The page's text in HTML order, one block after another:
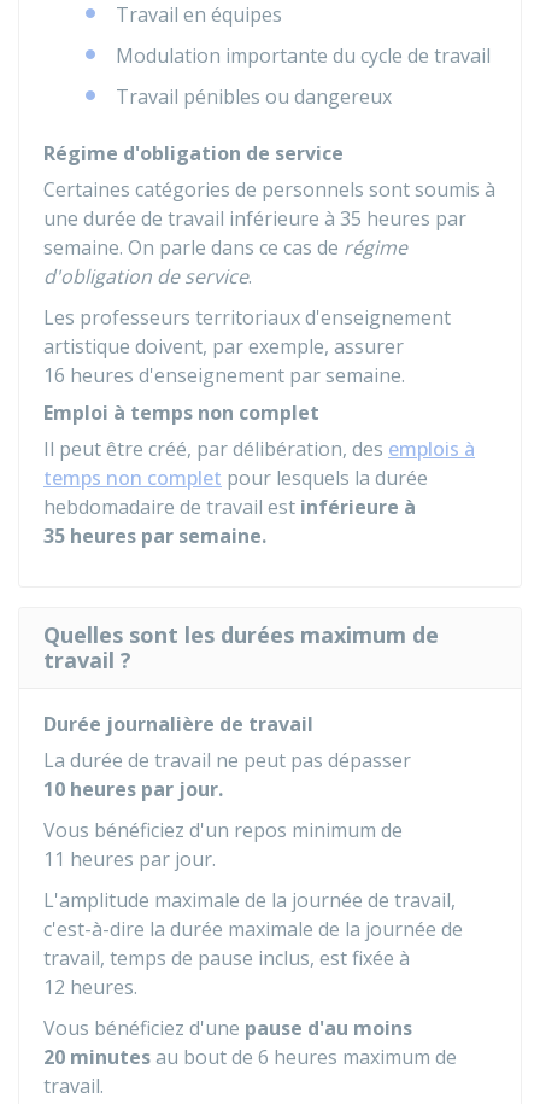
Travail en équipes
Modulation importante du cycle de travail
Travail pénibles ou dangereux
Régime d'obligation de service
Certaines catégories de personnels sont soumis à
une durée de travail inférieure à 35 heures par
semaine. On parle dans ce cas de régime
d'obligation de service.
Les professeurs territoriaux d'enseignement
artistique doivent, par exemple, assurer
16 heures d'enseignement par semaine.
Emploi à temps non complet
Il peut être créé, par délibération, des emplois à
temps non complet pour lesquels la durée
hebdomadaire de travail est inférieure à
35 heures par semaine.
Quelles sont les durées maximum de
travail ?
Durée journalière de travail
La durée de travail ne peut pas dépasser
10 heures par jour.
Vous bénéficiez d'un repos minimum de
11 heures par jour.
L'amplitude maximale de la journée de travail,
c'est-à-dire la durée maximale de la journée de
travail, temps de pause inclus, est fixée à
12 heures.
Vous bénéficiez d'une pause d'au moins
20 minutesau bout de 6 heures maximum de
travail.